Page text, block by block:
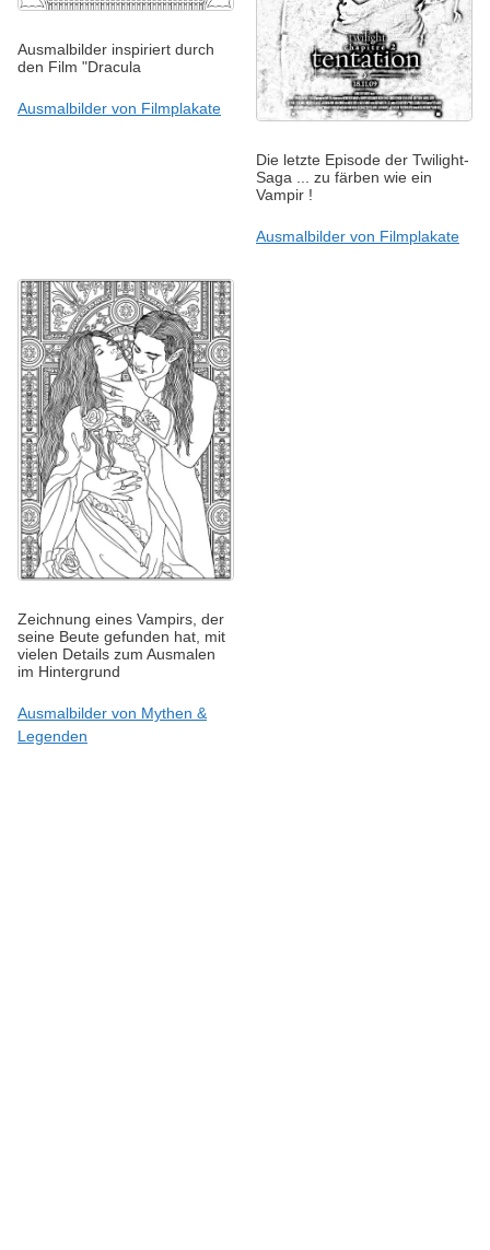
Ausmalbilder inspiriert durch
den Film "Dracula
Ausmalbilder von Filmplakate
Die letzte Episode der Twilight-
Saga ... zu färben wie ein
Vampir !
Ausmalbilder von Filmplakate
Zeichnung eines Vampirs, der
seine Beute gefunden hat, mit
vielen Details zum Ausmalen
im Hintergrund
Ausmalbilder von Mythen &
Legenden